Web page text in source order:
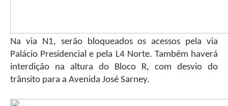
Na via N1, serão bloqueados os acessos pela via
Palácio Presidencial e pela L4 Norte. Também haverá
interdição na altura do Bloco R, com desvio do
trânsito para a Avenida José Sarney.